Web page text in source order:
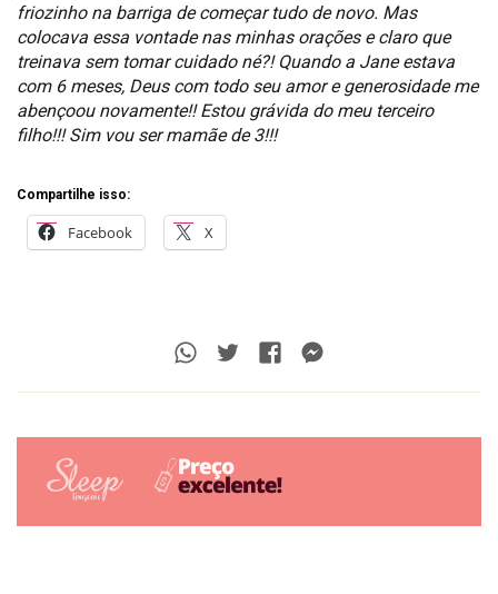
friozinho na barriga de começar tudo de novo. Mas
colocava essa vontade nas minhas orações e claro que
treinava sem tomar cuidado né?! Quando a Jane estava
com 6 meses, Deus com todo seu amor e generosidade me
abençoou novamente!! Estou grávida do meu terceiro
filho!!! Sim vou ser mamãe de 3!!!
Compartilhe isso:
Facebook X
Whatsapp
TwitterFacebook